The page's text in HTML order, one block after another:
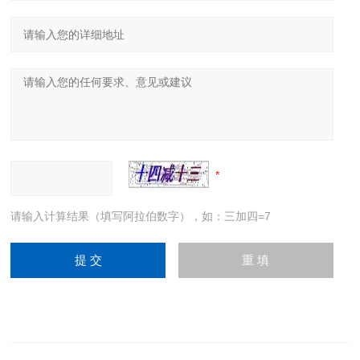
请输入计算结果（填写阿拉伯数字），如：三加四=7